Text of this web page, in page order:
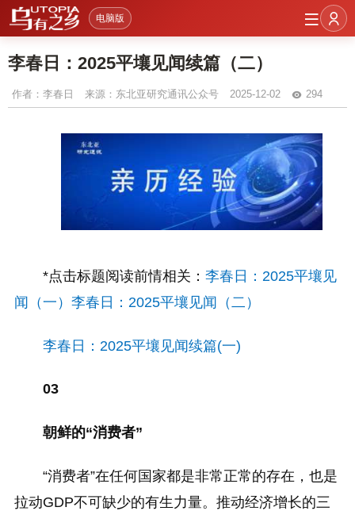
电脑版
李春日：2025平壤见闻续篇（二）
作者： 李春日 来源：东北亚研究通讯公众号 2025-12-02 294
*点击标题阅读前情相关： 李春日：2025平壤见
闻（一） 李春日：2025平壤见闻（二）
李春日：2025平壤见闻续篇(一)
03
朝鲜的“消费者”
“消费者”在任何国家都是非常正常的存在，也是
拉动GDP不可缺少的有生力量。推动经济增长的三